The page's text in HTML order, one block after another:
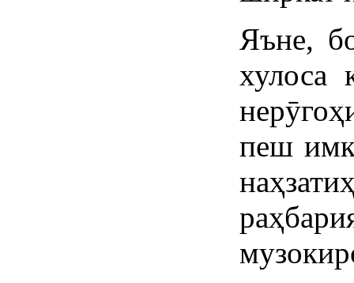
Яъне,
хулоса
пеш